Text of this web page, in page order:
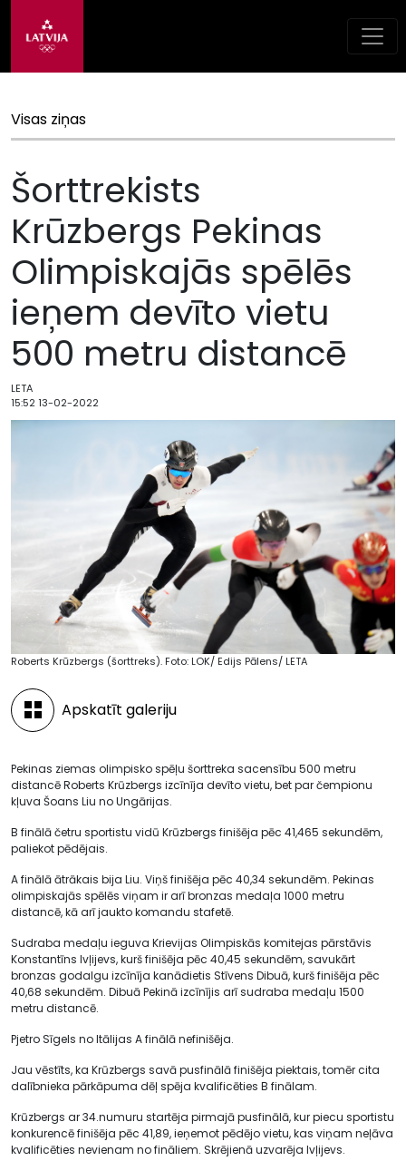
Visas ziņas
Šorttrekists
Krūzbergs Pekinas
Olimpiskajās spēlēs
ieņem devīto vietu
500 metru distancē
LETA
15:52 13-02-2022
Roberts Krūzbergs (šorttreks). Foto: LOK/ Edijs Pālens/ LETA
Apskatīt galeriju
Pekinas ziemas olimpisko spēļu šorttreka sacensību 500 metru
distancē Roberts Krūzbergs izcīnīja devīto vietu, bet par čempionu
kļuva Šoans Liu no Ungārijas.
B finālā četru sportistu vidū Krūzbergs finišēja pēc 41,465 sekundēm,
paliekot pēdējais.
A finālā ātrākais bija Liu. Viņš finišēja pēc 40,34 sekundēm. Pekinas
olimpiskajās spēlēs viņam ir arī bronzas medaļa 1000 metru
distancē, kā arī jaukto komandu stafetē.
Sudraba medaļu ieguva Krievijas Olimpiskās komitejas pārstāvis
Konstantīns Ivļijevs, kurš finišēja pēc 40,45 sekundēm, savukārt
bronzas godalgu izcīnīja kanādietis Stīvens Dibuā, kurš finišēja pēc
40,68 sekundēm. Dibuā Pekinā izcīnījis arī sudraba medaļu 1500
metru distancē.
Pjetro Sīgels no Itālijas A finālā nefinišēja.
Jau vēstīts, ka Krūzbergs savā pusfinālā finišēja piektais, tomēr cita
dalībnieka pārkāpuma dēļ spēja kvalificēties B finālam.
Krūzbergs ar 34.numuru startēja pirmajā pusfinālā, kur piecu sportistu
konkurencē finišēja pēc 41,89, ieņemot pēdējo vietu, kas viņam neļāva
kvalificēties nevienam no fināliem. Skrējienā uzvarēja Ivļijevs.